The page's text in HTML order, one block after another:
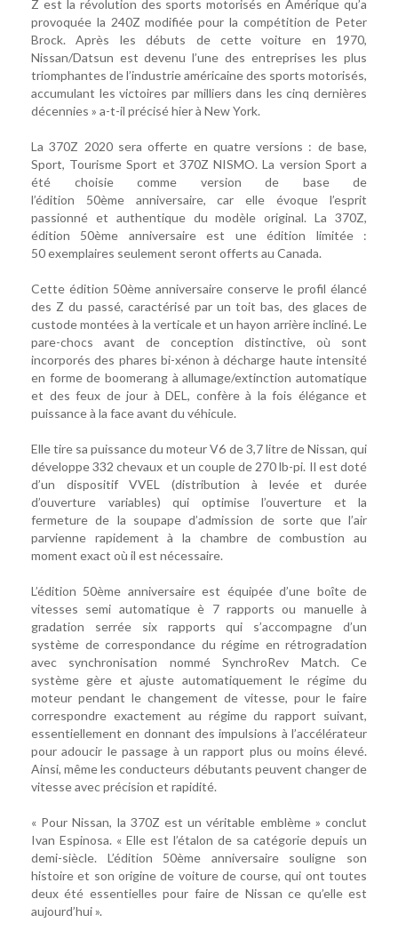
Z est la révolution des sports motorisés en Amérique qu’a
provoquée la 240Z modifiée pour la compétition de Peter
Brock. Après les débuts de cette voiture en 1970,
Nissan/Datsun est devenu l’une des entreprises les plus
triomphantes de l’industrie américaine des sports motorisés,
accumulant les victoires par milliers dans les cinq dernières
décennies » a-t-il précisé hier à New York.
La 370Z 2020 sera offerte en quatre versions : de base,
Sport, Tourisme Sport et 370Z NISMO. La version Sport a
été choisie comme version de base de
l’édition 50ème anniversaire, car elle évoque l’esprit
passionné et authentique du modèle original. La 370Z,
édition 50ème anniversaire est une édition limitée :
50 exemplaires seulement seront offerts au Canada.
Cette édition 50ème anniversaire conserve le profil élancé
des Z du passé, caractérisé par un toit bas, des glaces de
custode montées à la verticale et un hayon arrière incliné. Le
pare-chocs avant de conception distinctive, où sont
incorporés des phares bi-xénon à décharge haute intensité
en forme de boomerang à allumage/extinction automatique
et des feux de jour à DEL, confère à la fois élégance et
puissance à la face avant du véhicule.
Elle tire sa puissance du moteur V6 de 3,7 litre de Nissan, qui
développe 332 chevaux et un couple de 270 lb-pi. Il est doté
d’un dispositif VVEL (distribution à levée et durée
d’ouverture variables) qui optimise l’ouverture et la
fermeture de la soupape d’admission de sorte que l’air
parvienne rapidement à la chambre de combustion au
moment exact où il est nécessaire.
L’édition 50ème anniversaire est équipée d’une boîte de
vitesses semi automatique è 7 rapports ou manuelle à
gradation serrée six rapports qui s’accompagne d’un
système de correspondance du régime en rétrogradation
avec synchronisation nommé SynchroRev Match. Ce
système gère et ajuste automatiquement le régime du
moteur pendant le changement de vitesse, pour le faire
correspondre exactement au régime du rapport suivant,
essentiellement en donnant des impulsions à l’accélérateur
pour adoucir le passage à un rapport plus ou moins élevé.
Ainsi, même les conducteurs débutants peuvent changer de
vitesse avec précision et rapidité.
« Pour Nissan, la 370Z est un véritable emblème » conclut
Ivan Espinosa. « Elle est l’étalon de sa catégorie depuis un
demi-siècle. L’édition 50ème anniversaire souligne son
histoire et son origine de voiture de course, qui ont toutes
deux été essentielles pour faire de Nissan ce qu’elle est
aujourd’hui ».